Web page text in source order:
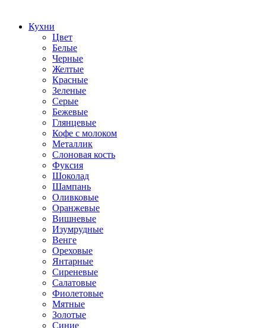
Кухни
Цвет
Белые
Черные
Желтые
Красные
Зеленые
Серые
Бежевые
Глянцевые
Кофе с молоком
Металлик
Слоновая кость
Фуксия
Шоколад
Шампань
Оливковые
Оранжевые
Вишневые
Изумрудные
Венге
Ореховые
Янтарные
Сиреневые
Салатовые
Фиолетовые
Мятные
Золотые
Синие